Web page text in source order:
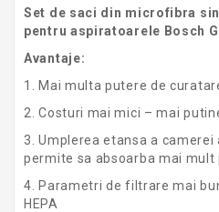
Set de saci din microfibra
pentru aspiratoarele Bosch
Avantaje:
1. Mai multa putere de
2. Costuri mai mici – mai
3. Umplerea etansa a
permite sa absoarba mai mult
4. Parametri de filtrare mai
HEPA